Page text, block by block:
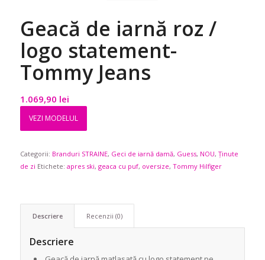
Geacă de iarnă roz /
logo statement-
Tommy Jeans
1.069,90 lei
VEZI MODELUL
Categorii: Branduri STRAINE, Geci de iarnă damă, Guess, NOU, Ținute
de zi Etichete: apres ski, geaca cu puf, oversize, Tommy Hilfiger
Descriere Recenzii (0)
Descriere